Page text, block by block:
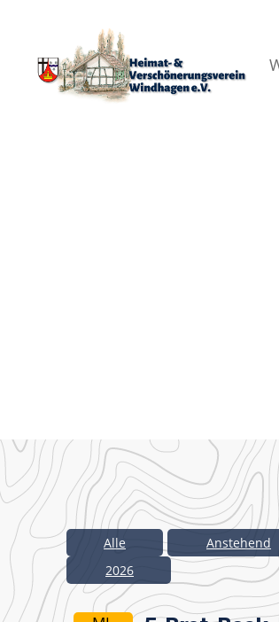
Alle Anstehend
2026